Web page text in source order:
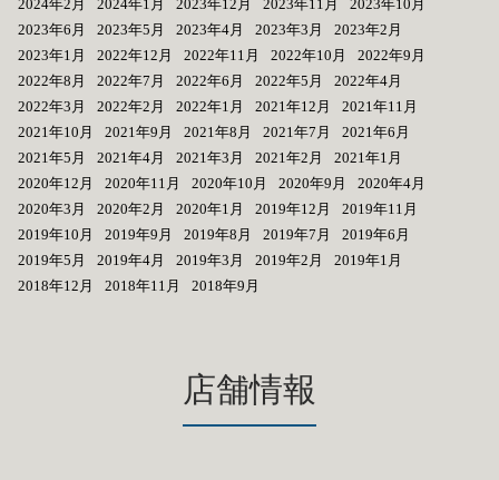
2024年2月
2024年1月 2023年12月 2023年11月
2023年10月
2023年6月
2023年5月 2023年4月 2023年3月
2023年2月
2023年1月
2022年12月 2022年11月 2022年10月
2022年9月
2022年8月
2022年7月 2022年6月 2022年5月
2022年4月
2022年3月
2022年2月 2022年1月 2021年12月
2021年11月
2021年10月
2021年9月 2021年8月 2021年7月
2021年6月
2021年5月
2021年4月 2021年3月 2021年2月
2021年1月
2020年12月
2020年11月 2020年10月 2020年9月
2020年4月
2020年3月
2020年2月 2020年1月 2019年12月
2019年11月
2019年10月
2019年9月 2019年8月 2019年7月
2019年6月
2019年5月
2019年4月 2019年3月 2019年2月
2019年1月
2018年12月
2018年11月 2018年9月
店舗情報